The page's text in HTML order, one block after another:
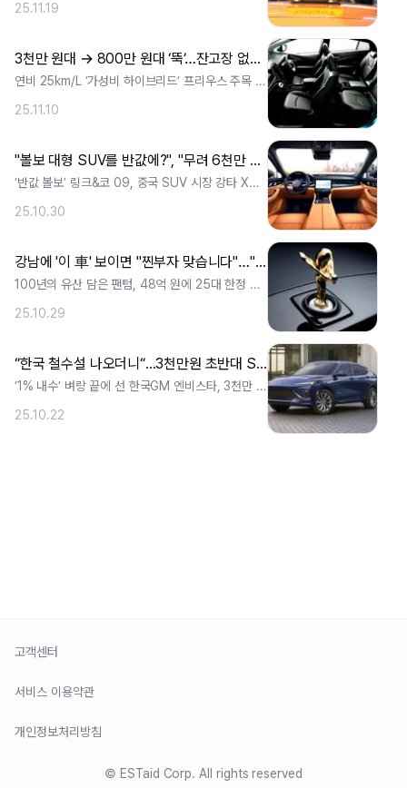
25.11.19
3천만 원대 → 800만 원대 ‘뚝’…잔고장 없는 ‘연비 25km/L’ 차, 가성비에 ‘관심 폭발’
연비 25km/L ‘가성비 하이브리드’ 프리우스 주목 3
25.11.10
"볼보 대형 SUV를 반값에?", "무려 6천만 원 싸다"…제네시스 '초비상' 걸린 이유
‘반값 볼보’ 링크&코 09, 중국 SUV 시장 강타 XC9
25.10.30
강남에 '이 車' 보이면 "찐부자 맞습니다"…"입이 쩍" 벌어지는 가격 '깜짝'
100년의 유산 담은 팬텀, 48억 원에 25대 한정 황
25.10.29
“한국 철수설 나오더니“...3천만원 초반대 SUV로 ‘승부수’ 띄웠다, 투싼·스포티지 '초위기'
‘1% 내수’ 벼랑 끝에 선 한국GM 엔비스타, 3천만 원
25.10.22
고객센터
서비스 이용약관
개인정보처리방침
© ESTaid Corp. All rights reserved